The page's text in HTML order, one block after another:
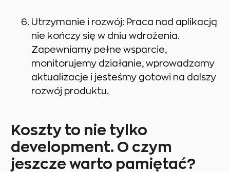
Utrzymanie i rozwój: Praca nad aplikacją
nie kończy się w dniu wdrożenia.
Zapewniamy pełne wsparcie,
monitorujemy działanie, wprowadzamy
aktualizacje i jesteśmy gotowi na dalszy
rozwój produktu.
Koszty to nie tylko
development. O czym
jeszcze warto pamiętać?